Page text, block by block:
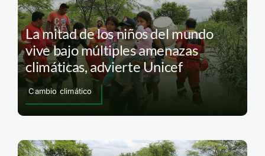
La mitad de los niños del mundo
vive bajo múltiples amenazas
climáticas, advierte Unicef
Cambio climático